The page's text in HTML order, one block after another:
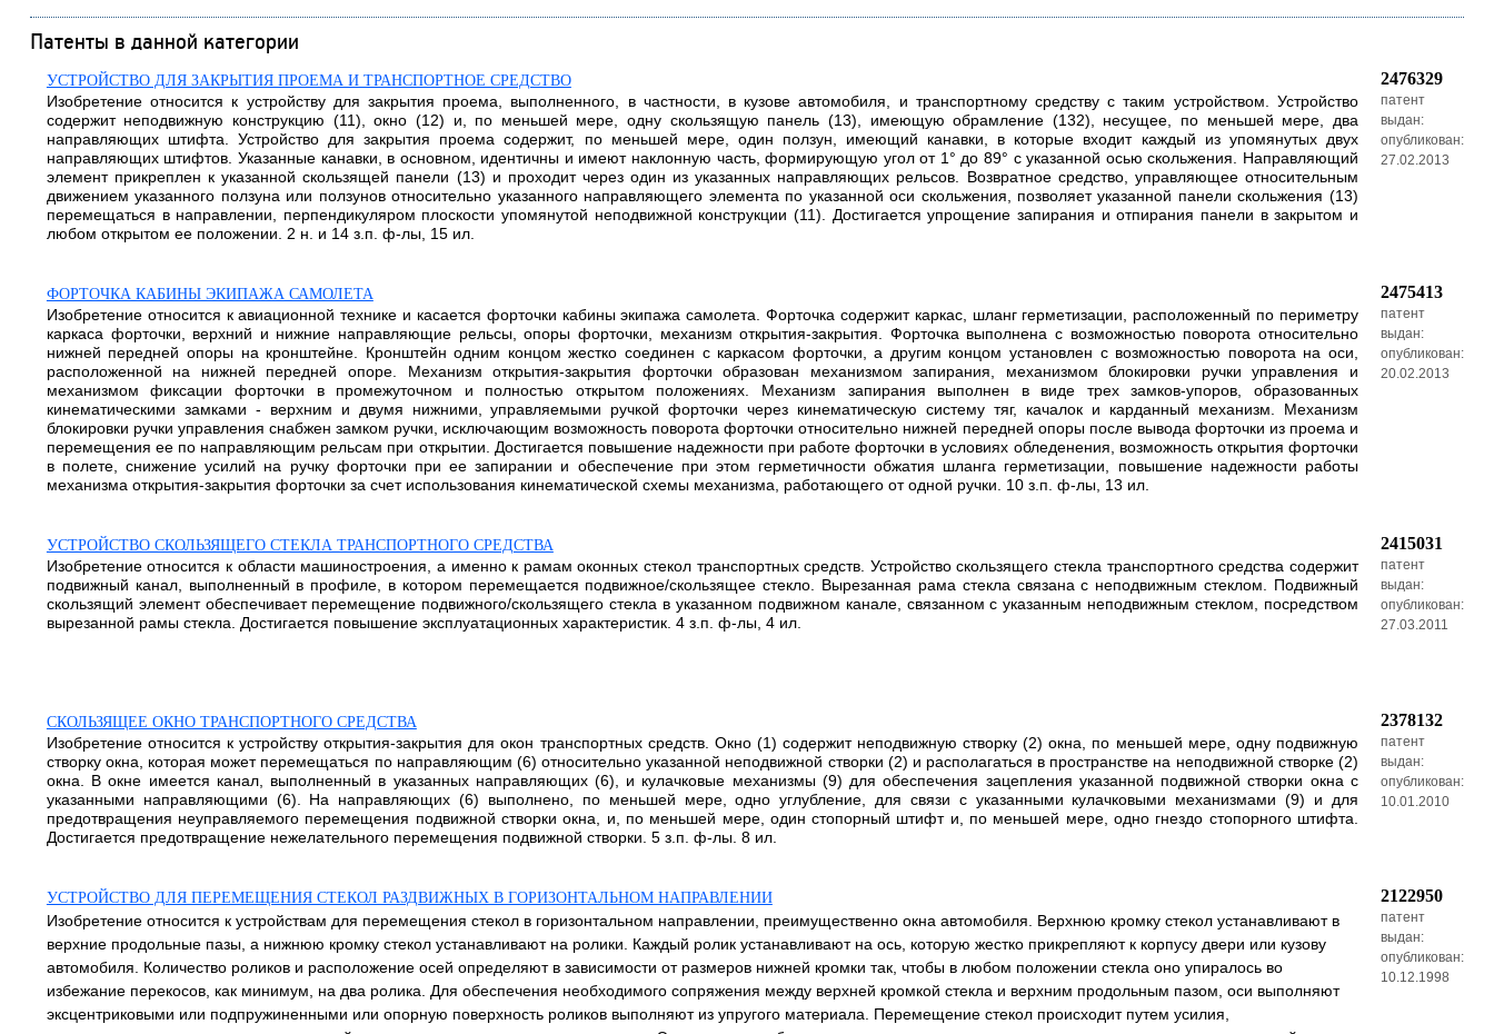
Патенты в данной категории
УСТРОЙСТВО ДЛЯ ЗАКРЫТИЯ ПРОЕМА И ТРАНСПОРТНОЕ СРЕДСТВО
Изобретение относится к устройству для закрытия проема, выполненного, в частности, в кузове автомобиля, и транспортному средству с таким устройством. Устройство
содержит неподвижную конструкцию (11), окно (12) и, по меньшей мере, одну скользящую панель (13), имеющую обрамление (132), несущее, по меньшей мере, два
направляющих штифта. Устройство для закрытия проема содержит, по меньшей мере, один ползун, имеющий канавки, в которые входит каждый из упомянутых двух
направляющих штифтов. Указанные канавки, в основном, идентичны и имеют наклонную часть, формирующую угол от 1° до 89° с указанной осью скольжения. Направляющий
элемент прикреплен к указанной скользящей панели (13) и проходит через один из указанных направляющих рельсов. Возвратное средство, управляющее относительным
движением указанного ползуна или ползунов относительно указанного направляющего элемента по указанной оси скольжения, позволяет указанной панели скольжения (13)
перемещаться в направлении, перпендикуляром плоскости упомянутой неподвижной конструкции (11). Достигается упрощение запирания и отпирания панели в закрытом и
любом открытом ее положении. 2 н. и 14 з.п. ф-лы, 15 ил.
2476329
патент
выдан:
опубликован:
27.02.2013
ФОРТОЧКА КАБИНЫ ЭКИПАЖА САМОЛЕТА
Изобретение относится к авиационной технике и касается форточки кабины экипажа самолета. Форточка содержит каркас, шланг герметизации, расположенный по периметру
каркаса форточки, верхний и нижние направляющие рельсы, опоры форточки, механизм открытия-закрытия. Форточка выполнена с возможностью поворота относительно
нижней передней опоры на кронштейне. Кронштейн одним концом жестко соединен с каркасом форточки, а другим концом установлен с возможностью поворота на оси,
расположенной на нижней передней опоре. Механизм открытия-закрытия форточки образован механизмом запирания, механизмом блокировки ручки управления и
механизмом фиксации форточки в промежуточном и полностью открытом положениях. Механизм запирания выполнен в виде трех замков-упоров, образованных
кинематическими замками - верхним и двумя нижними, управляемыми ручкой форточки через кинематическую систему тяг, качалок и карданный механизм. Механизм
блокировки ручки управления снабжен замком ручки, исключающим возможность поворота форточки относительно нижней передней опоры после вывода форточки из проема и
перемещения ее по направляющим рельсам при открытии. Достигается повышение надежности при работе форточки в условиях обледенения, возможность открытия форточки
в полете, снижение усилий на ручку форточки при ее запирании и обеспечение при этом герметичности обжатия шланга герметизации, повышение надежности работы
механизма открытия-закрытия форточки за счет использования кинематической схемы механизма, работающего от одной ручки. 10 з.п. ф-лы, 13 ил.
2475413
патент
выдан:
опубликован:
20.02.2013
УСТРОЙСТВО СКОЛЬЗЯЩЕГО СТЕКЛА ТРАНСПОРТНОГО СРЕДСТВА
Изобретение относится к области машиностроения, а именно к рамам оконных стекол транспортных средств. Устройство скользящего стекла транспортного средства содержит
подвижный канал, выполненный в профиле, в котором перемещается подвижное/скользящее стекло. Вырезанная рама стекла связана с неподвижным стеклом. Подвижный
скользящий элемент обеспечивает перемещение подвижного/скользящего стекла в указанном подвижном канале, связанном с указанным неподвижным стеклом, посредством
вырезанной рамы стекла. Достигается повышение эксплуатационных характеристик. 4 з.п. ф-лы, 4 ил.
2415031
патент
выдан:
опубликован:
27.03.2011
СКОЛЬЗЯЩЕЕ ОКНО ТРАНСПОРТНОГО СРЕДСТВА
Изобретение относится к устройству открытия-закрытия для окон транспортных средств. Окно (1) содержит неподвижную створку (2) окна, по меньшей мере, одну подвижную
створку окна, которая может перемещаться по направляющим (6) относительно указанной неподвижной створки (2) и располагаться в пространстве на неподвижной створке (2)
окна. В окне имеется канал, выполненный в указанных направляющих (6), и кулачковые механизмы (9) для обеспечения зацепления указанной подвижной створки окна с
указанными направляющими (6). На направляющих (6) выполнено, по меньшей мере, одно углубление, для связи с указанными кулачковыми механизмами (9) и для
предотвращения неуправляемого перемещения подвижной створки окна, и, по меньшей мере, один стопорный штифт и, по меньшей мере, одно гнездо стопорного штифта.
Достигается предотвращение нежелательного перемещения подвижной створки. 5 з.п. ф-лы. 8 ил.
2378132
патент
выдан:
опубликован:
10.01.2010
УСТРОЙСТВО ДЛЯ ПЕРЕМЕЩЕНИЯ СТЕКОЛ РАЗДВИЖНЫХ В ГОРИЗОНТАЛЬНОМ НАПРАВЛЕНИИ
Изобретение относится к устройствам для перемещения стекол в горизонтальном направлении, преимущественно окна автомобиля. Верхнюю кромку стекол устанавливают в
верхние продольные пазы, а нижнюю кромку стекол устанавливают на ролики. Каждый ролик устанавливают на ось, которую жестко прикрепляют к корпусу двери или кузову
автомобиля. Количество роликов и расположение осей определяют в зависимости от размеров нижней кромки так, чтобы в любом положении стекла оно упиралось во
избежание перекосов, как минимум, на два ролика. Для обеспечения необходимого сопряжения между верхней кромкой стекла и верхним продольным пазом, оси выполняют
эксцентриковыми или подпружиненными или опорную поверхность роликов выполняют из упругого материала. Перемещение стекол происходит путем усилия,
2122950
патент
выдан:
опубликован:
10.12.1998